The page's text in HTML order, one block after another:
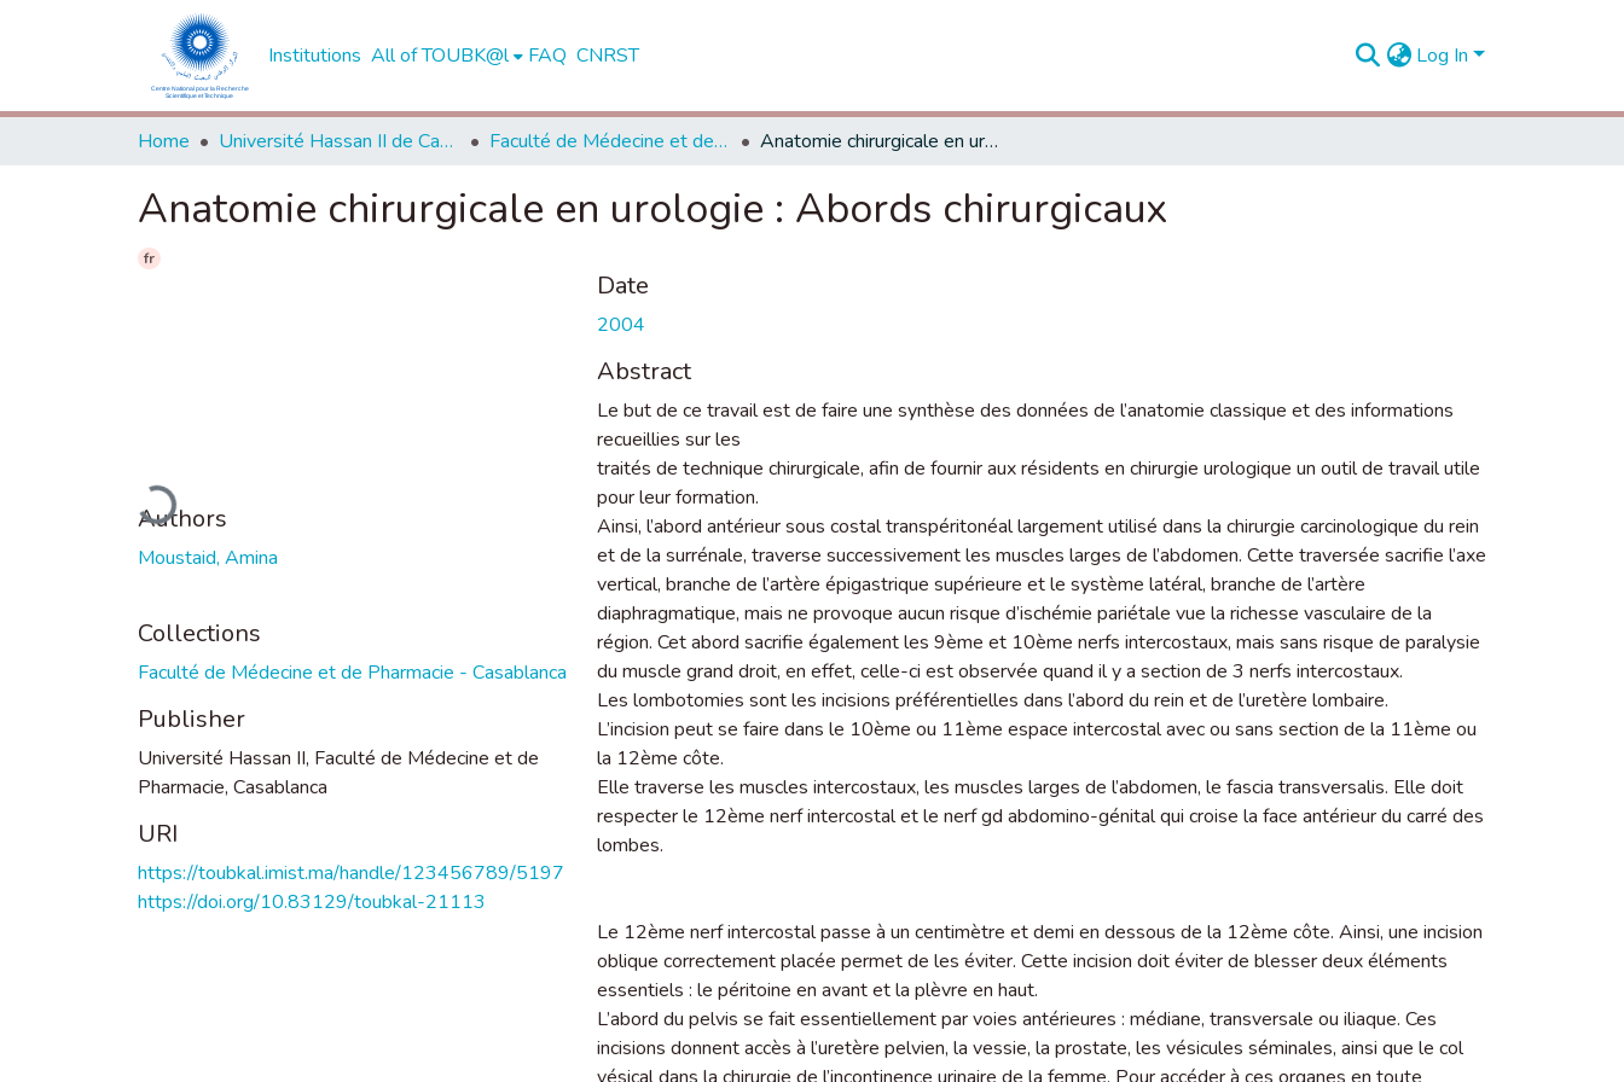
Institutions All of TOUBK@l FAQ CNRST Log In
Home Université Hassan II de Casablanca Faculté de Médecine et de Pharmacie - Casablanca Anatomie chirurgicale en urologie : Abords chirurgicaux
Anatomie chirurgicale en urologie : Abords chirurgicaux
fr
Loading...
Authors
Moustaid, Amina
Collections
Faculté de Médecine et de Pharmacie - Casablanca
Publisher
Université Hassan II, Faculté de Médecine et de
Pharmacie, Casablanca
URI
https://toubkal.imist.ma/handle/123456789/5197
https://doi.org/10.83129/toubkal-21113
Date
2004
Abstract
Le but de ce travail est de faire une synthèse des données de l’anatomie classique et des informations
recueillies sur les
traités de technique chirurgicale, afin de fournir aux résidents en chirurgie urologique un outil de travail utile
pour leur formation.
Ainsi, l’abord antérieur sous costal transpéritonéal largement utilisé dans la chirurgie carcinologique du rein
et de la surrénale, traverse successivement les muscles larges de l’abdomen. Cette traversée sacrifie l’axe
vertical, branche de l’artère épigastrique supérieure et le système latéral, branche de l’artère
diaphragmatique, mais ne provoque aucun risque d’ischémie pariétale vue la richesse vasculaire de la
région. Cet abord sacrifie également les 9ème et 10ème nerfs intercostaux, mais sans risque de paralysie
du muscle grand droit, en effet, celle-ci est observée quand il y a section de 3 nerfs intercostaux.
Les lombotomies sont les incisions préférentielles dans l’abord du rein et de l’uretère lombaire.
L’incision peut se faire dans le 10ème ou 11ème espace intercostal avec ou sans section de la 11ème ou
la 12ème côte.
Elle traverse les muscles intercostaux, les muscles larges de l’abdomen, le fascia transversalis. Elle doit
respecter le 12ème nerf intercostal et le nerf gd abdomino-génital qui croise la face antérieur du carré des
lombes.
Le 12ème nerf intercostal passe à un centimètre et demi en dessous de la 12ème côte. Ainsi, une incision
oblique correctement placée permet de les éviter. Cette incision doit éviter de blesser deux éléments
essentiels : le péritoine en avant et la plèvre en haut.
L’abord du pelvis se fait essentiellement par voies antérieures : médiane, transversale ou iliaque. Ces
incisions donnent accès à l’uretère pelvien, la vessie, la prostate, les vésicules séminales, ainsi que le col